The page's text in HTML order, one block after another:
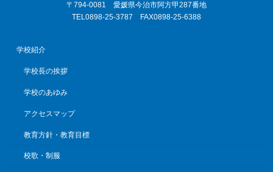
〒794-0081 愛媛県今治市阿方甲287番地
TEL0898-25-3787 FAX0898-25-6388
学校紹介
学校長の挨拶
学校のあゆみ
アクセスマップ
教育方針・教育目標
校歌・制服